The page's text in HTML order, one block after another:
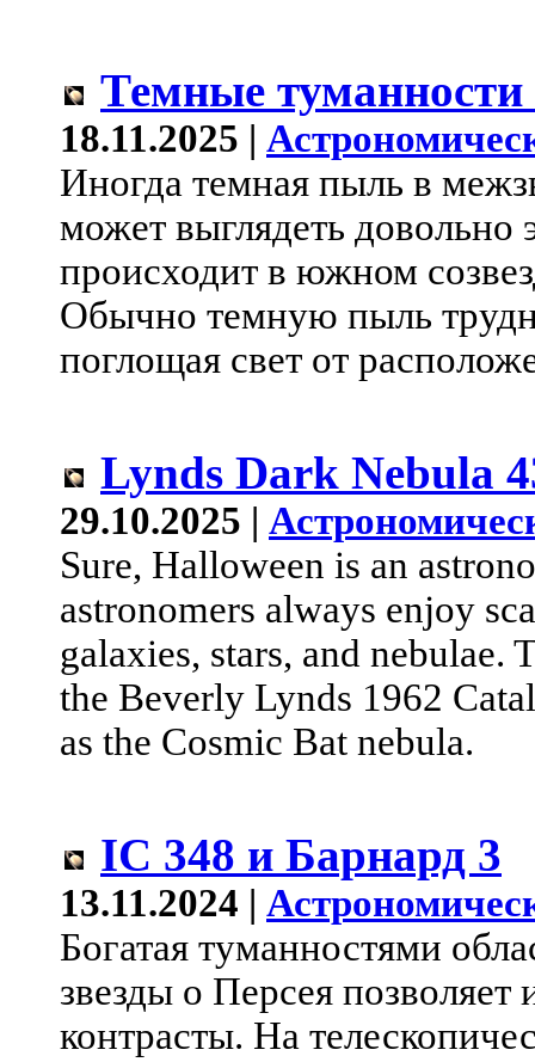
Темные
18.11.2025 |
Иногда темная пыль в
может выглядеть довольно
происходит в южном
Обычно темную пыль
поглощая свет от
Lynds Dark Nebula
29.10.2025 |
Sure, Halloween is an
astronomers always enjoy
galaxies, stars, and
the Beverly Lynds 1962
as the Cosmic Bat nebula.
IC 348 и Барнард 3
13.11.2024 |
Богатая туманностями
звезды o Персея позволяет
контрасты. На